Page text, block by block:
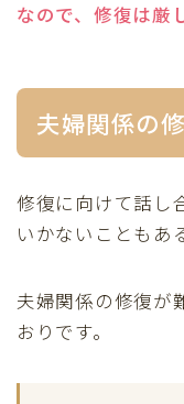
なので、修復は厳
夫婦関係の
修復に向けて話し
いかないこともあ
夫婦関係の修復が
おりです。